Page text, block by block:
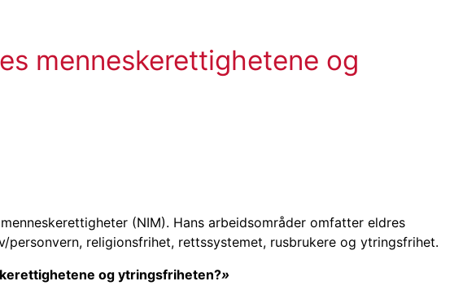
menneskerettighetene og
(NIM). Hans arbeidsområder omfatter eldres
religionsfrihet, rettssystemet, rusbrukere og ytringsfrihet.
og ytringsfriheten?»